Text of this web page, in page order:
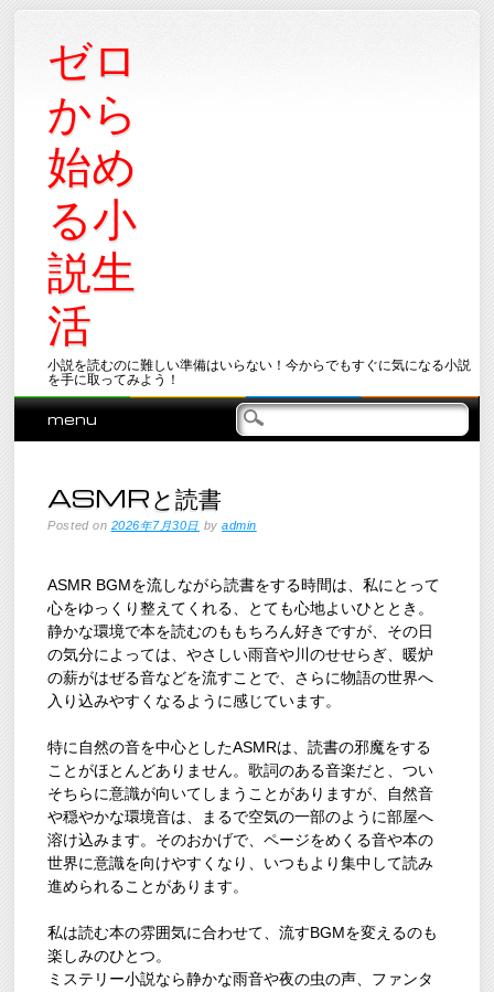
ゼロ
から
始め
る小
説生
活
小説を読むのに難しい準備はいらない！今からでもすぐに気になる小説
を手に取ってみよう！
Main menu
Skip
menu
ASMRと読書
Posted on 2026年7月30日 byadmin
ASMR BGMを流しながら読書をする時間は、私にとって
心をゆっくり整えてくれる、とても心地よいひととき。
静かな環境で本を読むのももちろん好きですが、その日
の気分によっては、やさしい雨音や川のせせらぎ、暖炉
の薪がはぜる音などを流すことで、さらに物語の世界へ
入り込みやすくなるように感じています。
特に自然の音を中心としたASMRは、読書の邪魔をする
ことがほとんどありません。歌詞のある音楽だと、つい
そちらに意識が向いてしまうことがありますが、自然音
や穏やかな環境音は、まるで空気の一部のように部屋へ
溶け込みます。そのおかげで、ページをめくる音や本の
世界に意識を向けやすくなり、いつもより集中して読み
進められることがあります。
私は読む本の雰囲気に合わせて、流すBGMを変えるのも
楽しみのひとつ。
ミステリー小説なら静かな雨音や夜の虫の声、ファンタ